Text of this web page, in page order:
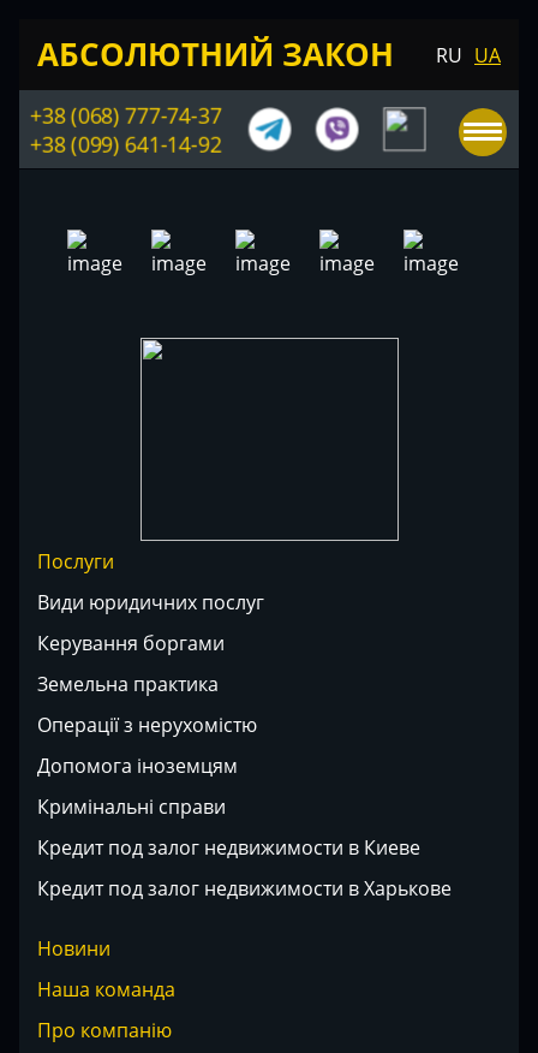
АБСОЛЮТНИЙ ЗАКОН RU UA
+38 (068) 777-74-37
+38 (099) 641-14-92
Послуги
Види юридичних послуг
Керування боргами
Земельна практика
Операції з нерухомістю
Допомога іноземцям
Кримінальні справи
Кредит под залог недвижимости в Киеве
Кредит под залог недвижимости в Харькове
Новини
Наша команда
Про компанію